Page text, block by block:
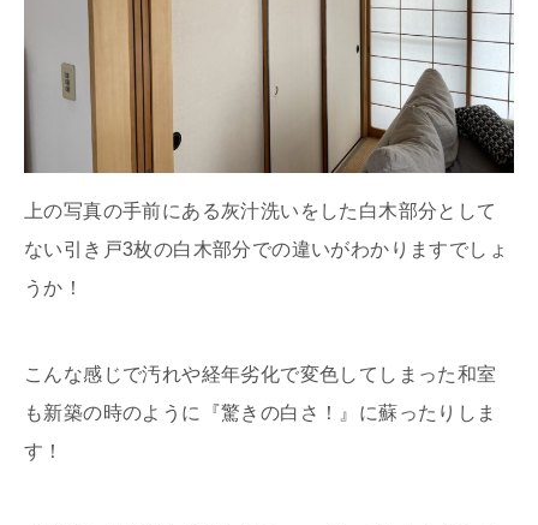
上の写真の手前にある灰汁洗いをした白木部分として
ない引き戸3枚の白木部分での違いがわかりますでしょ
うか！
こんな感じで汚れや経年劣化で変色してしまった和室
も新築の時のように『驚きの白さ！』に蘇ったりしま
す！